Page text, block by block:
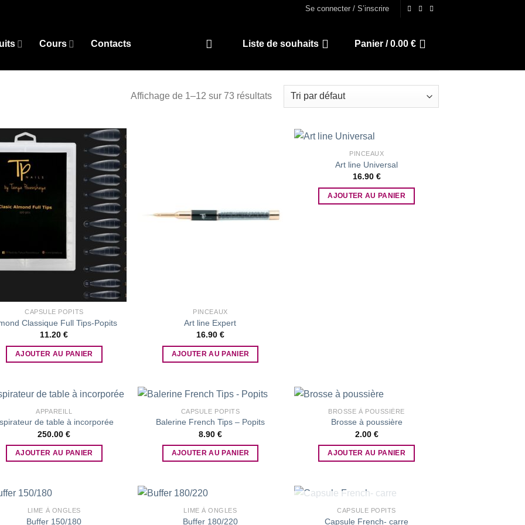
Se connecter / S’inscrire
Cours Contacts Liste de souhaits Panier /0.00 €
Affichage de 1–12 sur 73 résultats
Add to
wishlist
CAPSULE POPITS
Classique Full Tips-Popits
11.20€
AJOUTER AU PANIER
PINCEAUX
Art line Expert
16.90 €
AJOUTER AU PANIER
wishlist
PINCEAUX
Art line Universal
16.90 €
AJOUTER AU PANIER
wishlist
APPAREILL
de table à incorporée
250.00€
AJOUTER AU PANIER
wishlist
CAPSULE POPITS
Balerine French Tips – Popits
8.90 €
AJOUTER AU PANIER
wishlist
BROSSE À POUSSIÈRE
Brosse à poussière
2.00 €
AJOUTER AU PANIER
LIME À ONGLES
Buffer 150/180
LIME À ONGLES
Buffer 180/220
RUPTURE DE STOCK
CAPSULE POPITS
Capsule French- carre